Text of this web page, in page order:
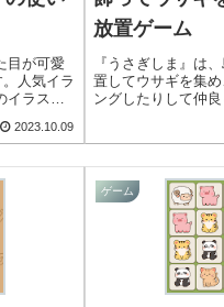
目が可愛
人気イラ
ラスト
ので、可愛
2023.10.09
放置ゲーム
『うさぎしま』は
置してウサギを集
ングしたりして仲良
タマイズでき、新
ゲーム